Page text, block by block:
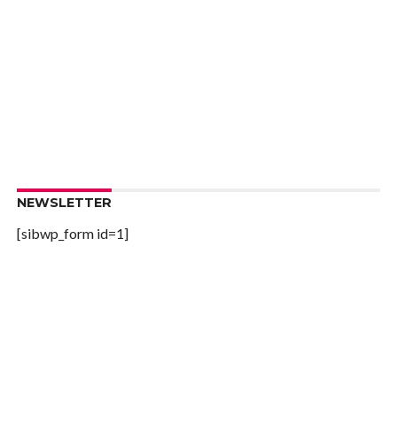
NEWSLETTER
[sibwp_form id=1]